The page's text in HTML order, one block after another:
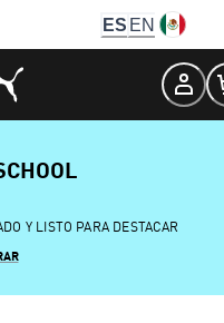
ES EN
Y LISTO PARA DESTACAR